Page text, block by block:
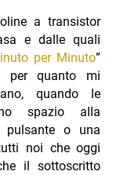
a transistor
e dalle quali
per Minuto”
per quanto mi
quando le
spazio alla
pulsante o una
noi che oggi
il sottoscritto